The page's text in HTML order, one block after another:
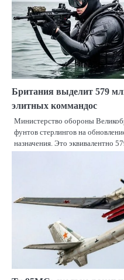
Британия выделит 579
элитных коммандос
Министерство обороны
фунтов стерлингов на
назначения. Это эквивалентно